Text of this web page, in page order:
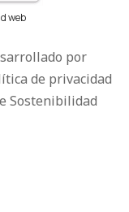
web
por
de privacidad
Sostenibilidad